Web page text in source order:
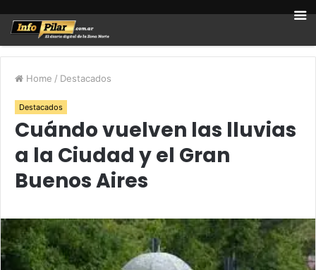
Home / Destacados
Destacados
Cuándo vuelven las lluvias
a la Ciudad y el Gran
Buenos Aires